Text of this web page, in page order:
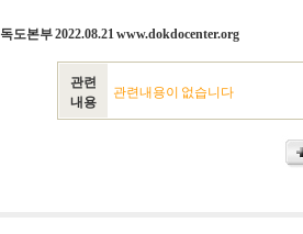
독도본부 2022.08.21 www.dokdocenter.org
관련
내용
관련내용이 없습니다